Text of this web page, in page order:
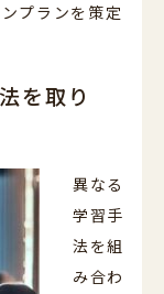
プランを策定
を取り
異なる
学習手
法を組
み合わ